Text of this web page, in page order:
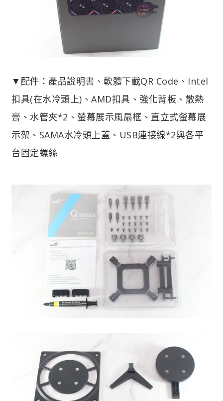
▼配件：產品說明書、軟體下載QR Code、Intel
扣具(在水冷頭上)、AMD扣具、強化背板、散熱
膏、水管夾*2、螢幕展示風扇框、直立式螢幕展
示架、SAMA水冷頭上蓋、USB連接線*2與各平
台固定螺絲